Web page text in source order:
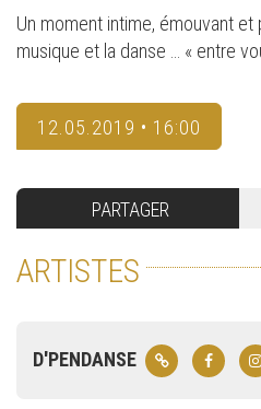
Un moment intime, émouvant et
musique et la danse … « entre
12.05.2019 • 16:00
PARTAGER
ARTISTES
D'PENDANSE